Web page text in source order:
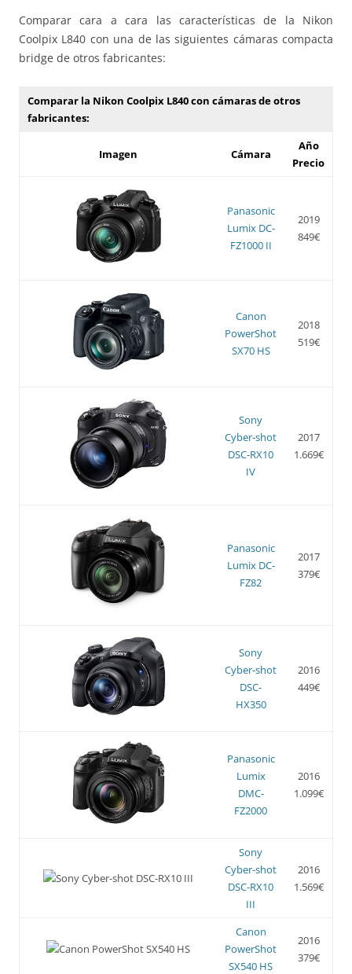
Comparar cara a cara las características de la Nikon
Coolpix L840 con una de las siguientes cámaras compacta
bridge de otros fabricantes:
Comparar la Nikon Coolpix L840 con cámaras de otros
fabricantes:
Imagen Cámara
Año
Precio
Panasonic
Lumix DC-
FZ1000 II
2019
849€
Canon
PowerShot
SX70 HS
2018
519€
Sony
Cyber-shot
DSC-RX10
IV
2017
1.669€
Panasonic
Lumix DC-
FZ82
2017
379€
Sony
Cyber-shot
DSC-
HX350
2016
449€
Panasonic
Lumix
DMC-
FZ2000
2016
1.099€
Sony
Cyber-shot
DSC-RX10
III
2016
1.569€
Canon
PowerShot
SX540 HS
2016
379€